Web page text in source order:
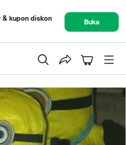
& kupon diskon
Buka